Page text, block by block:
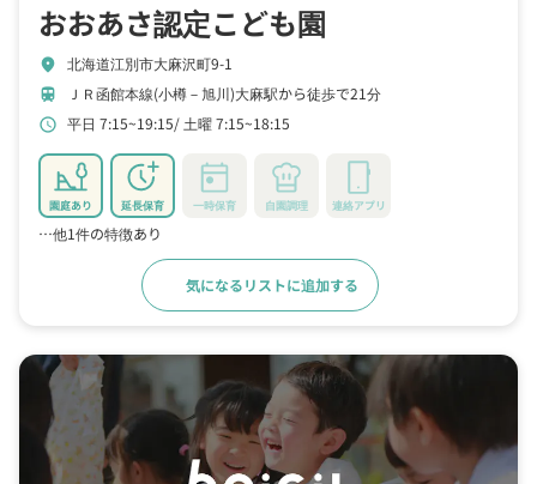
おおあさ認定こども園
location_on 北海道江別市大麻沢町9-1
train ＪＲ函館本線(小樽－旭川)大麻駅から徒歩で21分
schedule 平日 7:15~19:15 土曜 7:15~18:15
園庭あり 延長保育 一時保育 自園調理 連絡アプリ
…他1件の特徴あり
気になるリストに追加する